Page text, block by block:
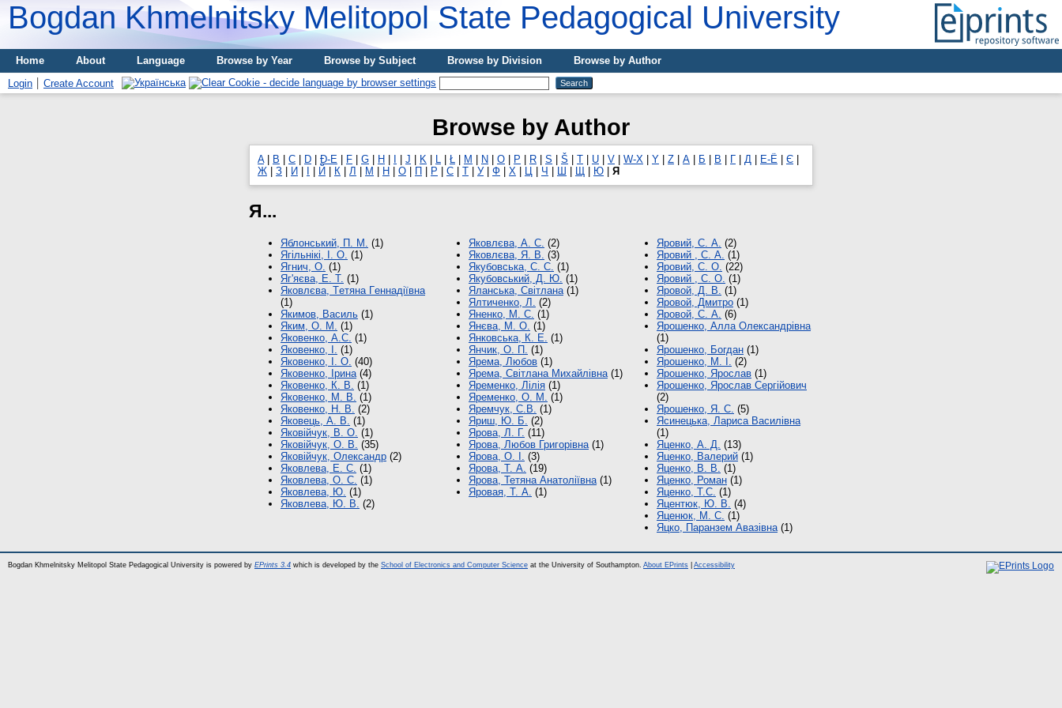
Bogdan Khmelnitsky Melitopol State Pedagogical University
Home About Language Browse by Year Browse by Subject Browse by Division
Browse by Author
Login
Create Account
Browse by Author
A| B C D Đ-E F G H J K Ł M N O P R S Š T U V W-X Y Z А Б В Г Д Е-Ё Є
Ж
З И Й К Л М Н О П Р С Т У| Ф Х Ч Ю Я
Я...
Яблонський, П. М. (1)
Ягільнікі, І. О. (1)
Ягнич, О. (1)
Яг'яєва, Е. Т. (1)
Якoвлєвa, Тeтянa Гeннaдiївнa
(1)
Якимов, Василь (1)
Яким, О. М. (1)
Яковенко, А.С. (1)
Яковенко, І. (1)
Яковенко, І. О. (40)
Яковенко, Ірина(4)
Яковенко, К. В. (1)
Яковенко, М. В. (1)
Яковенко, Н. В. (2)
Яковець, А. В. (1)
Яковійчук, В. О. (1)
Яковійчук, О. В. (35)
Яковійчук, Олександр (2)
Яковлева, Е. С. (1)
Яковлева, О. С. (1)
Яковлева, Ю. (1)
Яковлева, Ю. В. (2)
Яковлєва, А. С. (2)
Яковлєва, Я. В. (3)
Якубовська, С. С. (1)
Якубовський, Д. Ю. (1)
Яланська, Світлана(1)
Ялтиченко, Л. (2)
Яненко, М. С. (1)
Янєва, М. О. (1)
Янковська, К. Е. (1)
Янчик, О. П. (1)
Ярема, Любов (1)
Ярема, Світлана Михайлівна(1)
Яременко, Лілія (1)
Яременко, О. М. (1)
Яремчук, С.В. (1)
Яриш, Ю. Б. (2)
Ярова, Л. Г. (11)
Ярова, Любов Григорівна(1)
Ярова, О. І. (3)
Ярова, Т. А. (19)
Ярова, Тетяна Анатоліївна(1)
Яровая, Т. А. (1)
Яровий, С. А. (2)
Яровий , С. А. (1)
Яровий, С. О. (22)
Яровий , С. О. (1)
Яровой, Д. В. (1)
Яровой, Дмитро (1)
Яровой, С. А. (6)
Ярошенко, Алла Олександрівна
(1)
Ярошенко, Богдан (1)
Ярошенко, М. І. (2)
Ярошенко, Ярослав (1)
Ярошенко, Ярослав Сергійович
(2)
Ярошенко, Я. С. (5)
Ясинецька, Лариса Василівна
(1)
Яценко, А. Д. (13)
Яценко, Валерий (1)
Яценко, В. В. (1)
Яценко, Роман (1)
Яценко, Т.С. (1)
Яцентюк, Ю. В. (4)
Яценюк, М. С. (1)
Яцко, Паранзем Авазівна(1)
Bogdan Khmelnitsky Melitopol State Pedagogical University is powered by EPrints 3.4 which is developed by the School of Electronics and Computer Science at the University of Southampton. About EPrints Accessibility